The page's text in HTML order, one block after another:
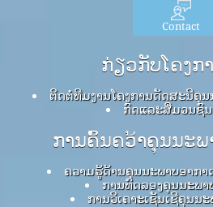
Contact
ກ່ຽວກັບໂຄງກ
ຕິດຕໍ່ທີມງານໂຄງການດັດສະນີຄຸ
ກົດ​ແລະ​ສື່​ມວນ​ຊົ
ການຄົ້ນຄວ້າຄຸນນະພ
ຄວາມຮູ້ດ້ານຄຸນນະພາບອາກ
ການທົດລອງຄຸນນະພາ
ການວິເຄາະເຊັນເຊີຄຸນນ